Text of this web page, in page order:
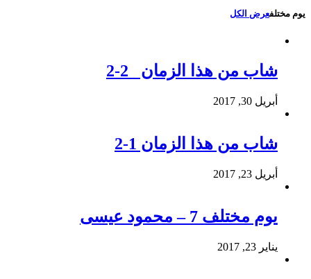
يوم مختلفعرض الكل
شاب من هذا الزمان 2-2
أبريل 30, 2017
شاب من هذا الزمان 1-2
أبريل 23, 2017
يوم مختلف 7 – محمود عيسى
يناير 23, 2017